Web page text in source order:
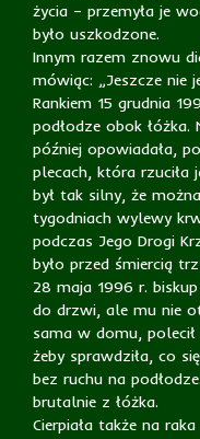
życia – przemyła je
było uszkodzone.
Innym razem znowu
mówiąc: „Jeszcze nie
Rankiem 15 grudnia
podłodze obok łóżka.
później opowiadała,
plecach, która rzuciła
był tak silny, że
tygodniach wylewy
podczas Jego Drogi
było przed śmiercią
28 maja 1996 r.
do drzwi, ale mu nie
sama w domu,
żeby sprawdziła, co
bez ruchu na
brutalnie z łóżka.
Cierpiała także na